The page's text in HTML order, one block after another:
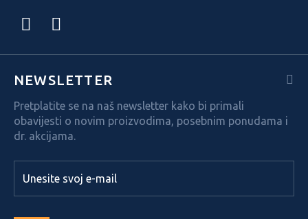
NEWSLETTER
Pretplatite se na naš newsletter kako bi primali
obavijesti o novim proizvodima, posebnim ponudama i
dr. akcijama.